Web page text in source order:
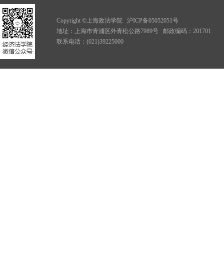
Copyright ©上海政法学院 沪ICP备05052051号
地址：上海市青浦区外青松公路7989号 邮政编码：201701
联系电话：(021)39225000